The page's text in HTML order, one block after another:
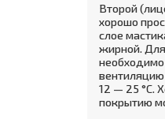
Второй
хорошо
слое
жирной.
12 — 25 °С.
покрытию